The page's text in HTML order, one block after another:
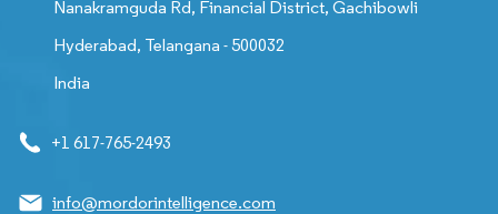
Nanakramguda Rd, Financial District, Gachibowli
Hyderabad, Telangana - 500032
India
+1 617-765-2493
info@mordorintelligence.com